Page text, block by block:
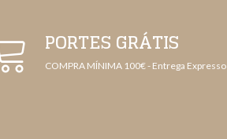
PORTES GRÁTIS
COMPRA MÍNIMA 100€ - Entrega Expresso